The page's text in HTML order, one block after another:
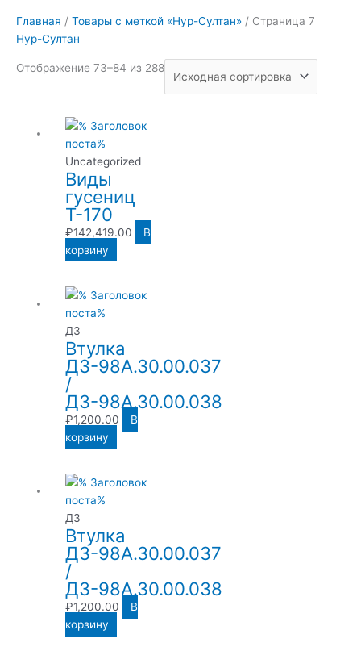
Главная / Товары с меткой «Нур-Султан» / Страница 7
Нур-Султан
Отображение 73–84 из 288
Uncategorized
Виды
гусениц
Т-170
₽142,419.00
В
корзину
ДЗ
Втулка
ДЗ-98А.30.00.037
/
ДЗ-98А.30.00.038
₽1,200.00
В
корзину
ДЗ
Втулка
ДЗ-98А.30.00.037
/
ДЗ-98А.30.00.038
₽1,200.00
В
корзину